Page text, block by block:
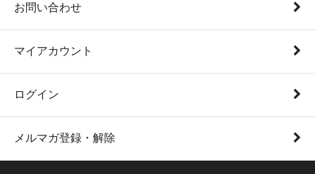
お問い合わせ
マイアカウント
ログイン
メルマガ登録・解除